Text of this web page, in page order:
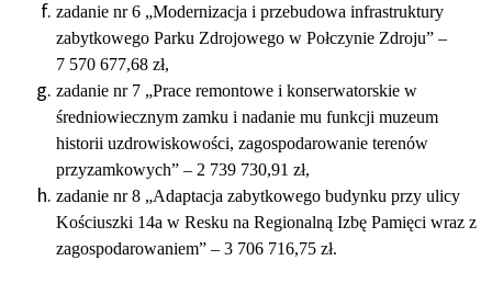
zadanie nr 6 „Modernizacja i przebudowa infrastruktury
zabytkowego Parku Zdrojowego w Połczynie Zdroju” –
7 570 677,68 zł,
zadanie nr 7 „Prace remontowe i konserwatorskie w
średniowiecznym zamku i nadanie mu funkcji muzeum
historii uzdrowiskowości, zagospodarowanie terenów
przyzamkowych” – 2 739 730,91 zł,
zadanie nr 8 „Adaptacja zabytkowego budynku przy ulicy
Kościuszki 14a w Resku na Regionalną Izbę Pamięci wraz z
zagospodarowaniem” – 3 706 716,75 zł.